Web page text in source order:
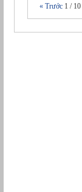
« Trước 1 / 10